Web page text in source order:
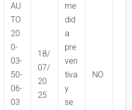
AU
TO
20
0-
03-
50-
06-
03
18/
07/
20
25
me
did
a
pre
ven
tiva
y
se
NO